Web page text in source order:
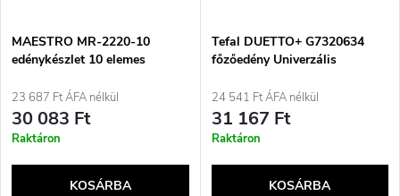
MAESTRO MR-2220-10
edénykészlet 10 elemes
23 687 Ft ÁFA nélkül
30 083 Ft
Raktáron
KOSÁRBA
Tefal DUETTO+ G7320634
főzőedény Univerzális
24 541 Ft ÁFA nélkül
31 167 Ft
Raktáron
KOSÁRBA